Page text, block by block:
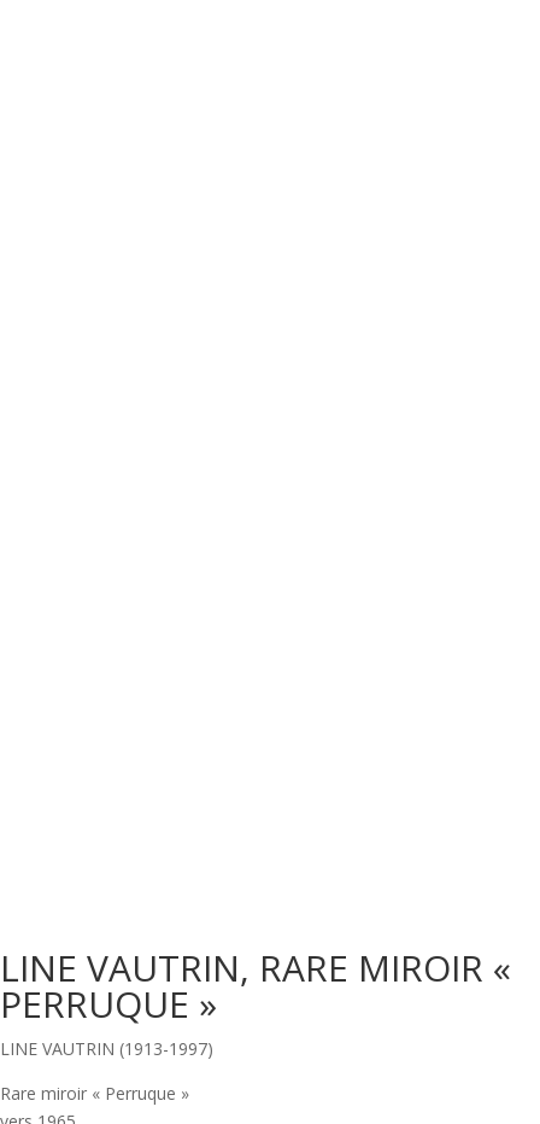
LINE VAUTRIN, RARE MIROIR «
PERRUQUE »
LINE VAUTRIN (1913-1997)
Rare miroir « Perruque »